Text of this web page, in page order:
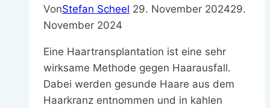
VonStefan Scheel 29. November 202429.
November 2024
Eine Haartransplantation ist eine sehr
wirksame Methode gegen Haarausfall.
Dabei werden gesunde Haare aus dem
Haarkranz entnommen und in kahlen